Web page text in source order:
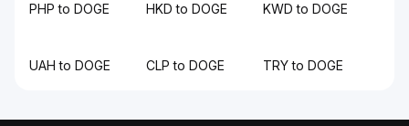
PHP to DOGE HKD to DOGE KWD to DOGE
UAH to DOGE CLP to DOGE TRY to DOGE